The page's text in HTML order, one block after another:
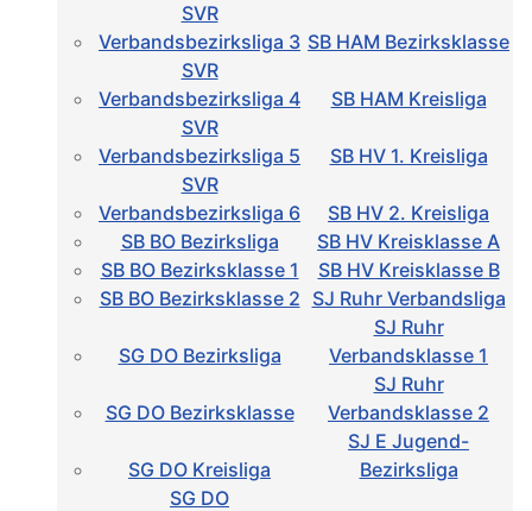
SVR
Verbandsbezirksliga 3 SB HAM Bezirksklasse
SVR
Verbandsbezirksliga 4
SB HAM Kreisliga
SVR
Verbandsbezirksliga 5
SB HV 1. Kreisliga
SVR
Verbandsbezirksliga 6
SB HV 2. Kreisliga
SB BO Bezirksliga
SB HV Kreisklasse A
SB BO Bezirksklasse 1
SB HV Kreisklasse B
SB BO Bezirksklasse 2 SJ Ruhr Verbandsliga
SG DO Bezirksliga
SJ Ruhr
Verbandsklasse 1
SG DO Bezirksklasse
SJ Ruhr
Verbandsklasse 2
SG DO Kreisliga
SJ E Jugend-
Bezirksliga
SG DO